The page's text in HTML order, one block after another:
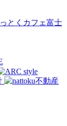
とくカフェ富士